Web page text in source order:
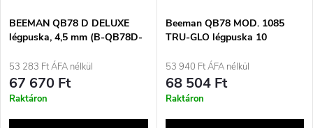
BEEMAN QB78 D DELUXE
légpuska, 4,5 mm (B-QB78D-
53 283 Ft ÁFA nélkül
67 670 Ft
Raktáron
Beeman QB78 MOD. 1085
TRU-GLO légpuska 10
EKP kaliberrel
53 940 Ft ÁFA nélkül
68 504 Ft
Raktáron